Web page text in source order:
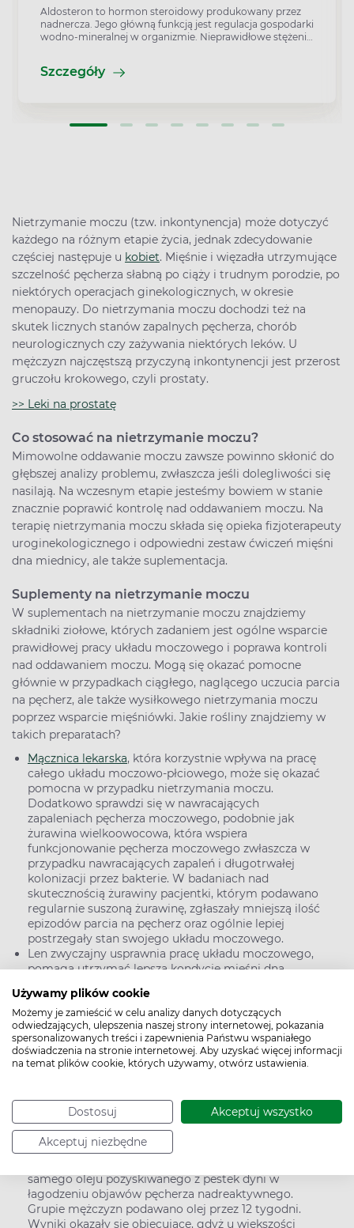
Używamy plików cookie
Możemy je zamieścić w celu analizy danych dotyczących
odwiedzających, ulepszenia naszej strony internetowej, pokazania
spersonalizowanych treści i zapewnienia Państwu wspaniałego
doświadczenia na stronie internetowej. Aby uzyskać więcej informacji
na temat plików cookie, których używamy, otwórz ustawienia.
Dostosuj Akceptuj wszystko
Akceptuj niezbędne
Aldosteron to hormon steroidowy produkowany przez
nadnercza. Jego główną funkcją jest regulacja gospodarki
wodno-mineralnej w organizmie. Nieprawidłowe stężenie
samopoczucie i stan zdrowia pacjenta. Kiedy warto
Szczegóły
Nietrzymanie moczu (tzw. inkontynencja) może dotyczyć
każdego na różnym etapie życia, jednak zdecydowanie
częściej następuje u kobiet. Mięśnie i więzadła utrzymujące
szczelność pęcherza słabną po ciąży i trudnym porodzie, po
niektórych operacjach ginekologicznych, w okresie
menopauzy. Do nietrzymania moczu dochodzi też na
skutek licznych stanów zapalnych pęcherza, chorób
neurologicznych czy zażywania niektórych leków. U
mężczyzn najczęstszą przyczyną inkontynencji jest przerost
gruczołu krokowego, czyli prostaty.
>> Leki na prostatę
Co stosować na nietrzymanie moczu?
Mimowolne oddawanie moczu zawsze powinno skłonić do
głębszej analizy problemu, zwłaszcza jeśli dolegliwości się
nasilają. Na wczesnym etapie jesteśmy bowiem w stanie
znacznie poprawić kontrolę nad oddawaniem moczu. Na
terapię nietrzymania moczu składa się opieka fizjoterapeuty
uroginekologicznego i odpowiedni zestaw ćwiczeń mięśni
dna miednicy, ale także suplementacja.
Suplementy na nietrzymanie moczu
W suplementach na nietrzymanie moczu znajdziemy
składniki ziołowe, których zadaniem jest ogólne wsparcie
prawidłowej pracy układu moczowego i poprawa kontroli
nad oddawaniem moczu. Mogą się okazać pomocne
głównie w przypadkach ciągłego, naglącego uczucia parcia
na pęcherz, ale także wysiłkowego nietrzymania moczu
poprzez wsparcie mięśniówki. Jakie rośliny znajdziemy w
takich preparatach?
Mącznica lekarska, która korzystnie wpływa na pracę
całego układu moczowo-płciowego, może się okazać
pomocna w przypadku nietrzymania moczu.
Dodatkowo sprawdzi się w nawracających
zapaleniach pęcherza moczowego, podobnie jak
żurawina wielkoowocowa, która wspiera
funkcjonowanie pęcherza moczowego zwłaszcza w
przypadku nawracających zapaleń i długotrwałej
kolonizacji przez bakterie. W badaniach nad
skutecznością żurawiny pacjentki, którym podawano
regularnie suszoną żurawinę, zgłaszały mniejszą ilość
epizodów parcia na pęcherz oraz ogólnie lepiej
postrzegały stan swojego układu moczowego.
Len zwyczajny usprawnia pracę układu moczowego,
pomaga utrzymać lepszą kondycję mięśni dna
wspomagają samopoczucie kobiet w okresie
menopauzy.
W podobnym celu do suplementów na nietrzymanie
moczu przeznaczonych dla kobiet dodaje się wyciąg z
nasion soi bogaty w izoflawony i ekstrakt z pestek
dyni, który również zawiera fitoestrogeny, a
oddawania moczu.
Ekstrakt z pestek dyni pozytywnie wpływa też na
łagodny przerost prostaty, dlatego możemy go
spotkać w preparatach przeznaczonych dla mężczyzn.
samego oleju pozyskiwanego z pestek dyni w
łagodzeniu objawów pęcherza nadreaktywnego.
Grupie mężczyzn podawano olej przez 12 tygodni.
Wyniki okazały się obiecujące, gdyż u większości